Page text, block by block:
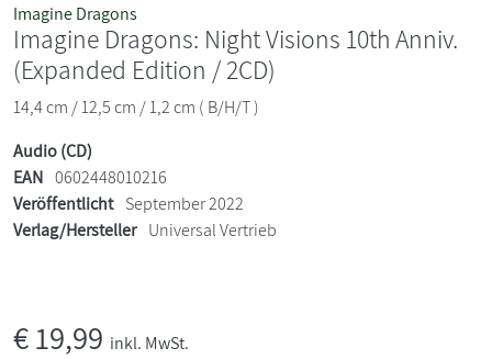
Imagine Dragons
Imagine Dragons: Night Visions 10th Anniv.
(Expanded Edition / 2CD)
14,4 cm / 12,5 cm / 1,2 cm ( B/H/T )
Audio (CD)
EAN 0602448010216
Veröffentlicht September 2022
Verlag/Hersteller Universal Vertrieb
€19,99 inkl. MwSt.